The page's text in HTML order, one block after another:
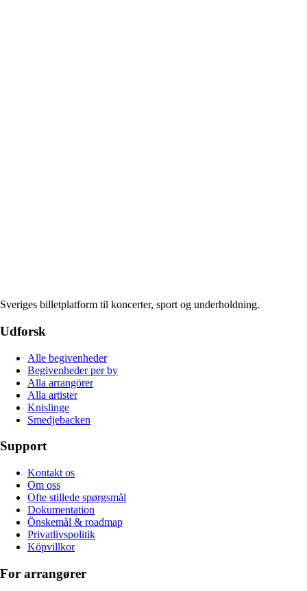
Sveriges billetplatform til koncerter, sport og underholdning.
Udforsk
Alle begivenheder
Begivenheder per by
Alla arrangörer
Alla artister
Knislinge
Smedjebacken
Support
Kontakt os
Om oss
Ofte stillede spørgsmål
Dokumentation
Önskemål & roadmap
Privatlivspolitik
Köpvillkor
For arrangører